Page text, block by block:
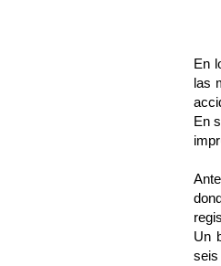
En
las
En
Un
seis